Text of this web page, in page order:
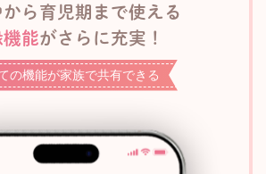
ら育児期まで使える
機能がさらに充実！
の機能が家族で共有できる